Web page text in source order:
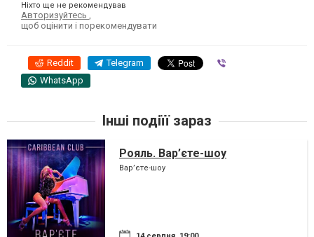
Ніхто ще не рекомендував
Авторизуйтесь ,
щоб оцінити і порекомендувати
Reddit Telegram
WhatsApp
Інші подіїї зараз
Рояль. Вар’єте-шоу
Вар’єте-шоу